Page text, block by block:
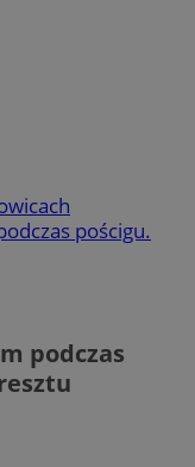
pościgu.
podczas